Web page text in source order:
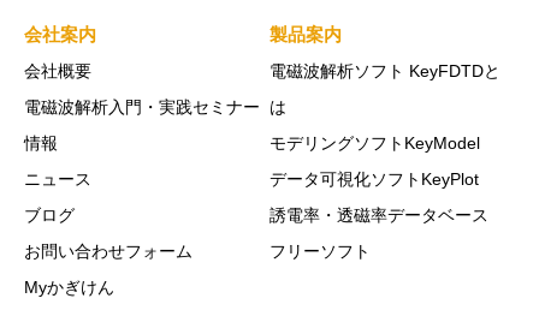
会社案内
会社概要
電磁波解析入門・実践セミナー
情報
ニュース
ブログ
お問い合わせフォーム
Myかぎけん
製品案内
電磁波解析ソフト KeyFDTDと
は
モデリングソフトKeyModel
データ可視化ソフトKeyPlot
誘電率・透磁率データベース
フリーソフト